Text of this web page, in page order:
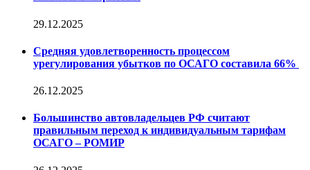
29.12.2025
Средняя удовлетворенность процессом
урегулирования убытков по ОСАГО составила 66%
26.12.2025
Большинство автовладельцев РФ считают
правильным переход к индивидуальным тарифам
ОСАГО – РОМИР